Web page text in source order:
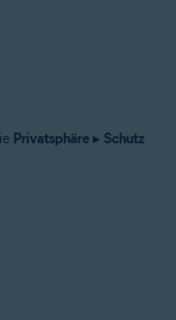
Privatsphäre ▸ Schutz